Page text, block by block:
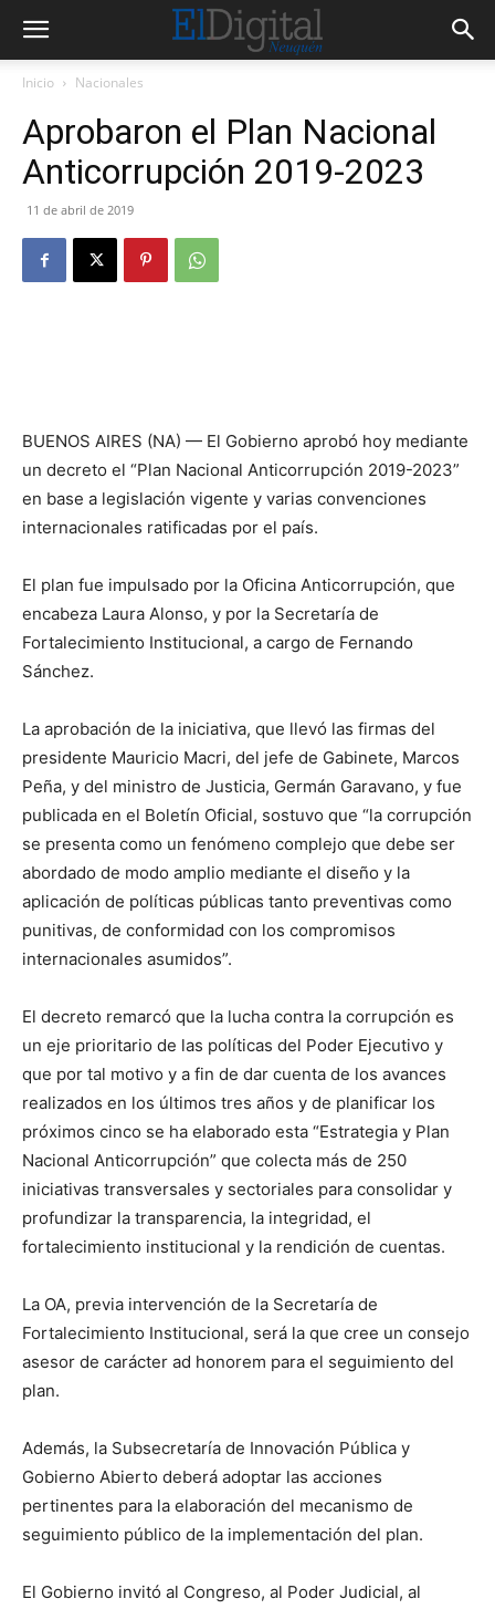
Inicio Nacionales
Aprobaron el Plan Nacional
Anticorrupción 2019-2023
11 de abril de 2019
BUENOS AIRES (NA) — El Gobierno aprobó hoy mediante
un decreto el “Plan Nacional Anticorrupción 2019-2023”
en base a legislación vigente y varias convenciones
internacionales ratificadas por el país.
El plan fue impulsado por la Oficina Anticorrupción, que
encabeza Laura Alonso, y por la Secretaría de
Fortalecimiento Institucional, a cargo de Fernando
Sánchez.
La aprobación de la iniciativa, que llevó las firmas del
presidente Mauricio Macri, del jefe de Gabinete, Marcos
Peña, y del ministro de Justicia, Germán Garavano, y fue
publicada en el Boletín Oficial, sostuvo que “la corrupción
se presenta como un fenómeno complejo que debe ser
abordado de modo amplio mediante el diseño y la
aplicación de políticas públicas tanto preventivas como
punitivas, de conformidad con los compromisos
internacionales asumidos”.
El decreto remarcó que la lucha contra la corrupción es
un eje prioritario de las políticas del Poder Ejecutivo y
que por tal motivo y a fin de dar cuenta de los avances
realizados en los últimos tres años y de planificar los
próximos cinco se ha elaborado esta “Estrategia y Plan
Nacional Anticorrupción” que colecta más de 250
iniciativas transversales y sectoriales para consolidar y
profundizar la transparencia, la integridad, el
fortalecimiento institucional y la rendición de cuentas.
La OA, previa intervención de la Secretaría de
Fortalecimiento Institucional, será la que cree un consejo
asesor de carácter ad honorem para el seguimiento del
plan.
Además, la Subsecretaría de Innovación Pública y
Gobierno Abierto deberá adoptar las acciones
pertinentes para la elaboración del mecanismo de
seguimiento público de la implementación del plan.
El Gobierno invitó al Congreso, al Poder Judicial, al